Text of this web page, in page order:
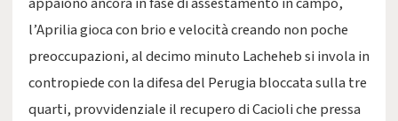
l’Aprilia gioca con brio e velocità creando non poche
preoccupazioni, al decimo minuto Lacheheb si invola in
contropiede con la difesa del Perugia bloccata sulla tre
quarti, provvidenziale il recupero di Cacioli che pressa